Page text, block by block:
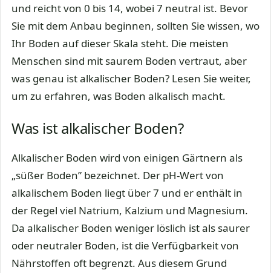
und reicht von 0 bis 14, wobei 7 neutral ist. Bevor
Sie mit dem Anbau beginnen, sollten Sie wissen, wo
Ihr Boden auf dieser Skala steht. Die meisten
Menschen sind mit saurem Boden vertraut, aber
was genau ist alkalischer Boden? Lesen Sie weiter,
um zu erfahren, was Boden alkalisch macht.
Was ist alkalischer Boden?
Alkalischer Boden wird von einigen Gärtnern als
„süßer Boden” bezeichnet. Der pH-Wert von
alkalischem Boden liegt über 7 und er enthält in
der Regel viel Natrium, Kalzium und Magnesium.
Da alkalischer Boden weniger löslich ist als saurer
oder neutraler Boden, ist die Verfügbarkeit von
Nährstoffen oft begrenzt. Aus diesem Grund